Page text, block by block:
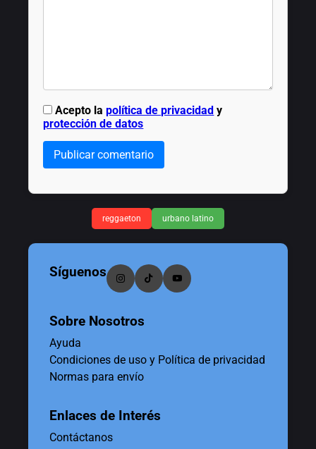
Acepto lapolítica de privacidad y
protección de datos
Publicar comentario
reggaeton urbano latino
Síguenos
Sobre Nosotros
Ayuda
Condiciones de uso y Política de privacidad
Normas para envío
Enlaces de Interés
Contáctanos